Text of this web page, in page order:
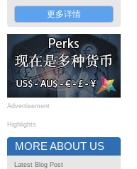
更多详情
Advertisement
Highlights
MORE ABOUT US
Latest Blog Post